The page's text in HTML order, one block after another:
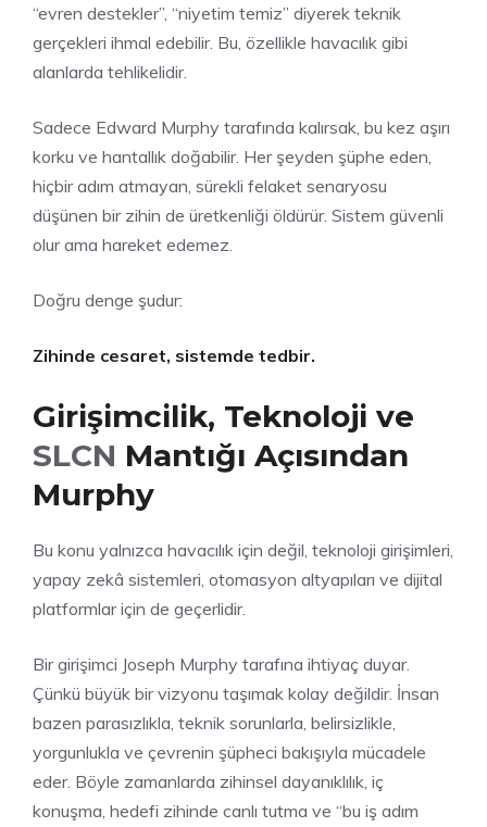
“evren destekler”, “niyetim temiz” diyerek teknik
gerçekleri ihmal edebilir. Bu, özellikle havacılık gibi
alanlarda tehlikelidir.
Sadece Edward Murphy tarafında kalırsak, bu kez aşırı
korku ve hantallık doğabilir. Her şeyden şüphe eden,
hiçbir adım atmayan, sürekli felaket senaryosu
düşünen bir zihin de üretkenliği öldürür. Sistem güvenli
olur ama hareket edemez.
Doğru denge şudur:
Zihinde cesaret, sistemde tedbir.
Girişimcilik, Teknoloji ve
SLCN Mantığı Açısından
Murphy
Bu konu yalnızca havacılık için değil, teknoloji girişimleri,
yapay zekâ sistemleri, otomasyon altyapıları ve dijital
platformlar için de geçerlidir.
Bir girişimci Joseph Murphy tarafına ihtiyaç duyar.
Çünkü büyük bir vizyonu taşımak kolay değildir. İnsan
bazen parasızlıkla, teknik sorunlarla, belirsizlikle,
yorgunlukla ve çevrenin şüpheci bakışıyla mücadele
eder. Böyle zamanlarda zihinsel dayanıklılık, iç
konuşma, hedefi zihinde canlı tutma ve “bu iş adım